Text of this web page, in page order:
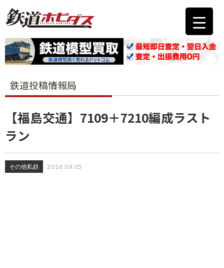
鉄道投稿情報局
【福島交通】7109＋7210編成ラスト
ラン
その他私鉄 2016.09.05